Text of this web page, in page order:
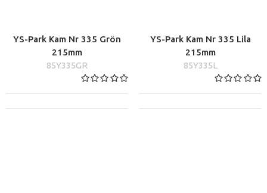
YS-Park Kam Nr 335 Grön
215mm
85Y335GR
YS-Park Kam Nr 335 Lila
215mm
85Y335L